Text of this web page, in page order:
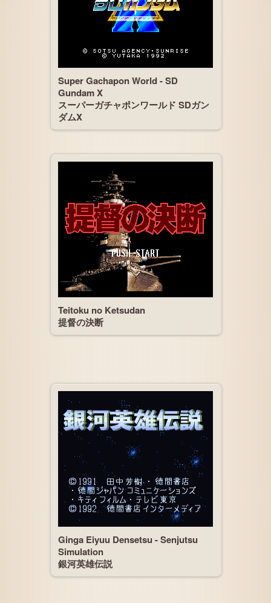
Super Gachapon World - SD
Gundam X
スーパーガチャポンワールド SDガン
ダムX
Teitoku no Ketsudan
提督の決断
Ginga Eiyuu Densetsu - Senjutsu
Simulation
銀河英雄伝説